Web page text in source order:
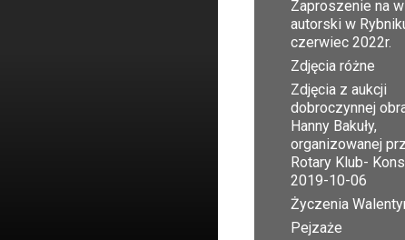
Zaproszenie na
autorski w
czerwiec 2022r.
Zdjęcia różne
Zdjęcia z aukcji
dobroczynnej
Hanny Bakuły,
organizowanej
Rotary Klub-
2019-10-06
Życzenia
Pejzaże